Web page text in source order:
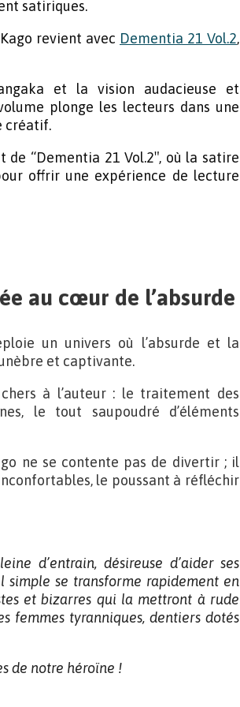
satiriques.
revient avec Dementia 21 Vol.2,
et la vision audacieuse et
plonge les lecteurs dans une
créatif.
“Dementia 21 Vol.2″, où la satire
offrir une expérience de lecture
au cœur de l’absurde
un univers où l’absurde et la
et captivante.
à l’auteur : le traitement des
le tout saupoudré d’éléments
ne se contente pas de divertir ; il
le poussant à réfléchir
d’entrain, désireuse d’aider ses
se transforme rapidement en
et bizarres qui la mettront à rude
femmes tyranniques, dentiers dotés
de notre héroïne !